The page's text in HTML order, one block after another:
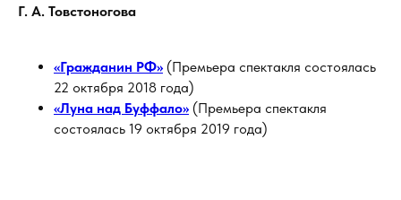
Г. А. Товстоногова
«Гражданин РФ» (Премьера спектакля состоялась
22 октября 2018 года)
«Луна над Буффало» (Премьера спектакля
состоялась 19 октября 2019 года)